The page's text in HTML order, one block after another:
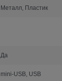
Металл, Пластик
Да
mini-USB, USB